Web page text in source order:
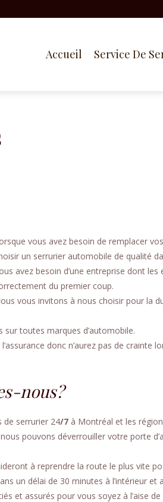
Accueil Service De
vous avez besoin de remplacer
un serrurier automobile de qualité
avez besoin d’une entreprise dont
du premier coup.
vous invitons à nous choisir pour la
toutes marques d’automobile.
donc n’aurez pas de crainte
nous?
de serrurier 24/7 à Montréal et les
pouvons déverrouiller votre porte
à reprendre la route le plus vite
un délai de 30 minutes à l’intérieur et
et assurés pour vous soyez à l’aise